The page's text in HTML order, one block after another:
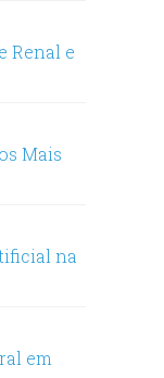
Renal e
Mais
na
em